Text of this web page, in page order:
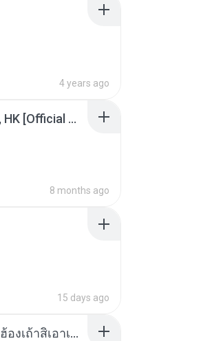
4 years ago
KRK - เธอทิ้งฉันไว้ Ft.N/A , HK [Official MV]
8 months ago
15 days ago
ເຊົາຮ້ອງເຖົ້າຊິເອົາທໍ່ໃດ (เซาฮ้องเถ้าสิเอาเท่าใด) ບຸນເກີດ ຫນູຫ່ວງ ft. ໂສພາ ຈຸນທະລາ